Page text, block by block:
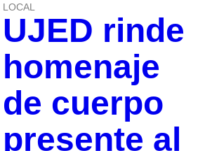
LOCAL
UJED rinde
homenaje
de cuerpo
presente al